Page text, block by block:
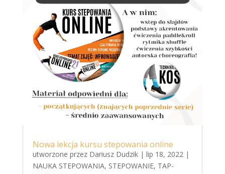
Nowa lekcja kursu stepowania online
utworzone przez Dariusz Dudzik| lip 18, 2022 |
NAUKA STEPOWANIA, STEPOWANIE, TAP-